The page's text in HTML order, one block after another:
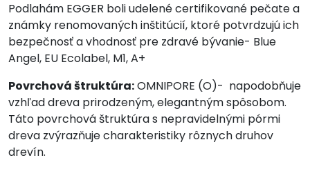
Podlahám EGGER boli udelené certifikované pečate a
známky renomovaných inštitúcií, ktoré potvrdzujú ich
bezpečnosť a vhodnosť pre zdravé bývanie- Blue
Angel, EU Ecolabel, M1, A+
Povrchová štruktúra:OMNIPORE (O)- napodobňuje
vzhľad dreva prirodzeným, elegantným spôsobom.
Táto povrchová štruktúra s nepravidelnými pórmi
dreva zvýrazňuje charakteristiky rôznych druhov
drevín.